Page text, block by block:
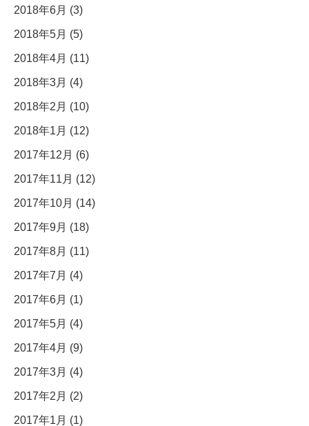
2018年6月 (3)
2018年5月 (5)
2018年4月 (11)
2018年3月 (4)
2018年2月 (10)
2018年1月 (12)
2017年12月 (6)
2017年11月 (12)
2017年10月 (14)
2017年9月 (18)
2017年8月 (11)
2017年7月 (4)
2017年6月 (1)
2017年5月 (4)
2017年4月 (9)
2017年3月 (4)
2017年2月 (2)
2017年1月 (1)